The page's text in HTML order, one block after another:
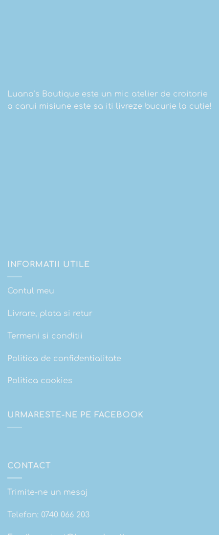
Luana’s Boutique este un mic atelier de croitorie
a carui misiune este sa iti livreze bucurie la cutie!
INFORMATII UTILE
Contul meu
Livrare, plata si retur
Termeni si conditii
Politica de confidentialitate
Politica cookies
URMARESTE-NE PE FACEBOOK
CONTACT
Trimite-ne un mesaj
Telefon: 0740 066 203